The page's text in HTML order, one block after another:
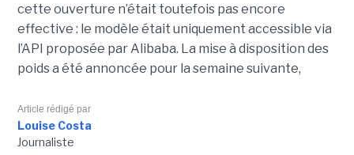
cette ouverture n’était toutefois pas encore
effective : le modèle était uniquement accessible via
l’API proposée par Alibaba. La mise à disposition des
poids a été annoncée pour la semaine suivante,
Article rédigé par
Louise Costa
Journaliste